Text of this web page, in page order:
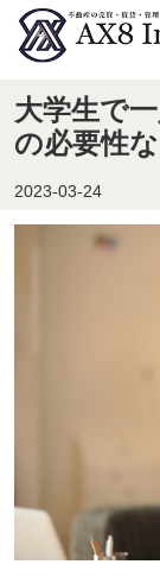
大学生で
の必要性
2023-03-24